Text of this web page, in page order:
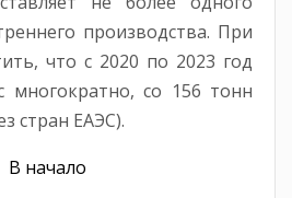
производства. При
что с 2020 по 2023 год
многократно, со 156 тонн
стран ЕАЭС).
В начало